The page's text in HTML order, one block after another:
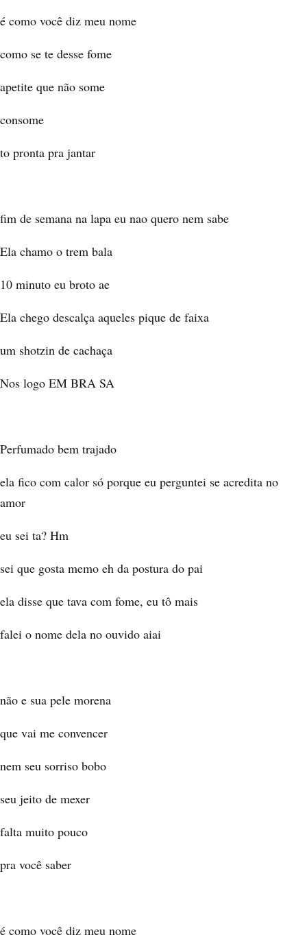
é como você diz meu nome
como se te desse fome
apetite que não some
consome
to pronta pra jantar
fim de semana na lapa eu nao quero nem sabe
Ela chamo o trem bala
10 minuto eu broto ae
Ela chego descalça aqueles pique de faixa
um shotzin de cachaça
Nos logo EM BRA SA
Perfumado bem trajado
ela fico com calor só porque eu perguntei se acredita no
amor
eu sei ta? Hm
sei que gosta memo eh da postura do pai
ela disse que tava com fome, eu tô mais
falei o nome dela no ouvido aiai
não e sua pele morena
que vai me convencer
nem seu sorriso bobo
seu jeito de mexer
falta muito pouco
pra você saber
é como você diz meu nome